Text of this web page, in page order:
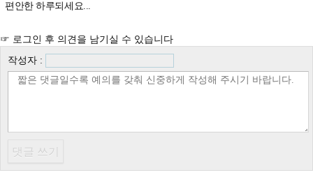
편안한 하루되세요...
☞ 로그인 후 의견을 남기실 수 있습니다
작성자 :